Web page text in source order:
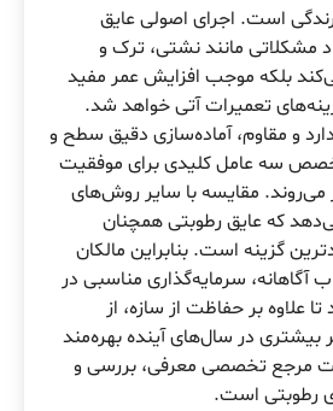
است. اجرای اصولی عایق
مشکلاتی مانند نشتی، ترک و
بلکه موجب افزایش عمر مفید
تعمیرات آتی خواهد شد.
و مقاوم، آماده‌سازی دقیق سطح و
سه عامل کلیدی برای موفقیت
می‌روند. مقایسه با سایر روش‌های
که عایق رطوبتی همچنان
گزینه است. بنابراین مالکان
آگاهانه، سرمایه‌گذاری مناسبی در
علاوه بر حفاظت از سازه، از
در سال‌های آینده بهره‌مند
مرجع تخصصی معرفی، بررسی و
رطوبتی است.